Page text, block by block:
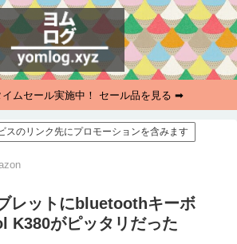
イムセール実施中！ セール品を見る ➡
スのリンク先にプロモーションを含みます
レットにbluetoothキーボ
K380がピッタリだった